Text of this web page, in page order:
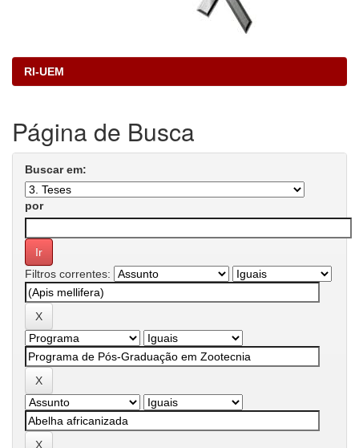
RI-UEM
Página de Busca
Buscar em:
por
Filtros correntes: